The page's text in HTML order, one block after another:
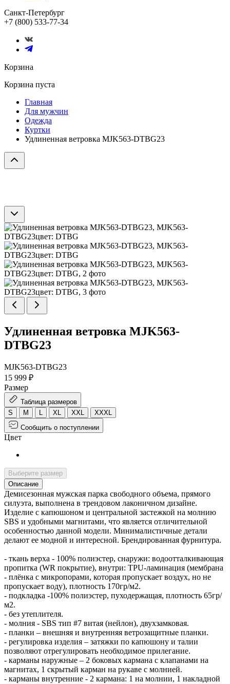
Санкт-Петербург
+7 (800) 533-77-34
Корзина
Корзина пуста
Главная
Для мужчин
Одежда
Куртки
Удлиненная ветровка MJK563-DTBG23
Удлиненная ветровка MJK563-
DTBG23
MJK563-DTBG23
15 999 ₽
Размер
Таблица размеров
S
M XL XXL
XXXL
Сообщить о поступлении
Цвет
Выберите размер
Описание
Демисезонная мужская парка свободного объема, прямого
силуэта, выполнена в трендовом лаконичном дизайне.
Изделие с капюшоном и центральной застежкой на молнию
SBS и удобными магнитами, что является отличительной
особенностью данной модели. Минималистичные детали
делают ее модной и интересной. Брендированная фурнитура.
- ткань верха - 100% полиэстер, снаружи: водоотталкивающая
пропитка (WR покрытие), внутри: TPU-ламинация (мембрана
- плёнка с микропорами, которая пропускает воздух, но не
пропускает воду), плотность 170гр/м2.
- подкладка -100% полиэстер, пуходержащая, плотность 65гр/
м2.
- без утеплителя.
- молния - SBS тип #7 витая (нейлон), двухзамковая.
- планки – внешняя и внутренняя ветрозащитные планки.
- регулировка изделия – затяжки по капюшону и талии
позволяют отрегулировать необходимое прилегание.
- карманы наружные – 2 боковых кармана с клапанами на
магнитах, 1 скрытый карман на рукаве с молнией.
- карманы внутренние - 2 кармана: 1 на молнии, 1 накладной